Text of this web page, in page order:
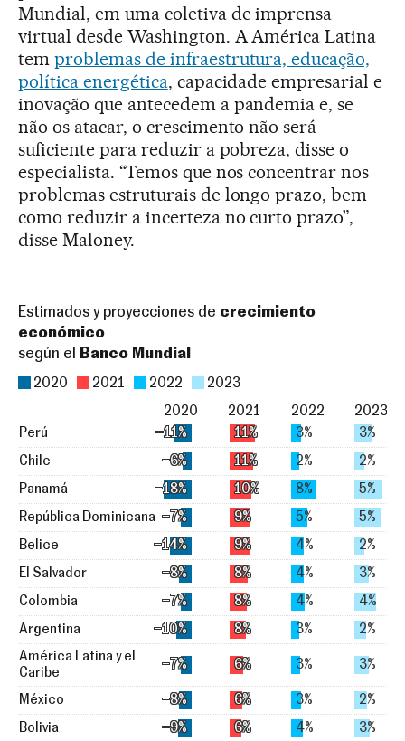
Mundial, em uma coletiva de imprensa
virtual desde Washington. A América Latina
tem problemas de infraestrutura, educação,
política energética, capacidade empresarial e
inovação que antecedem a pandemia e, se
não os atacar, o crescimento não será
suficiente para reduzir a pobreza, disse o
especialista. “Temos que nos concentrar nos
problemas estruturais de longo prazo, bem
como reduzir a incerteza no curto prazo”,
disse Maloney.